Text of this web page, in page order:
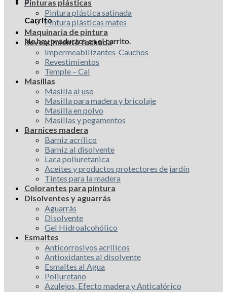
Carrito
No hay productos en el carrito.
Pinturas plásticas
Pintura plástica satinada
Pintura plásticas mates
Maquinaria de pintura
Revestimiento fachada
Impermeabilizantes-Cauchos
Revestimientos
Temple – Cal
Masillas
Masilla al uso
Masilla para madera y bricolaje
Masilla en polvo
Masillas y pegamentos
Barnices madera
Barniz acrílico
Barniz al disolvente
Laca poliuretanica
Aceites y productos protectores de jardín
Tintes para la madera
Colorantes para pintura
Disolventes y aguarrás
Aguarrás
Disolvente
Gel Hidroalcohólico
Esmaltes
Anticorrosivos acrílicos
Antioxidantes al disolvente
Esmaltes al Agua
Poliuretano
Azulejos, Efecto madera y Anticalórico